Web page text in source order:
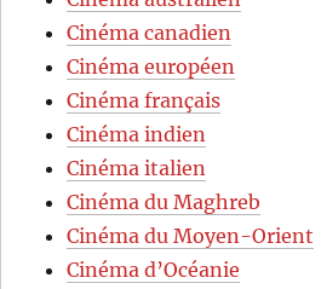
Cinéma canadien
Cinéma européen
Cinéma français
Cinéma indien
Cinéma italien
Cinéma du Maghreb
Cinéma du Moyen-Orient
Cinéma d’Océanie